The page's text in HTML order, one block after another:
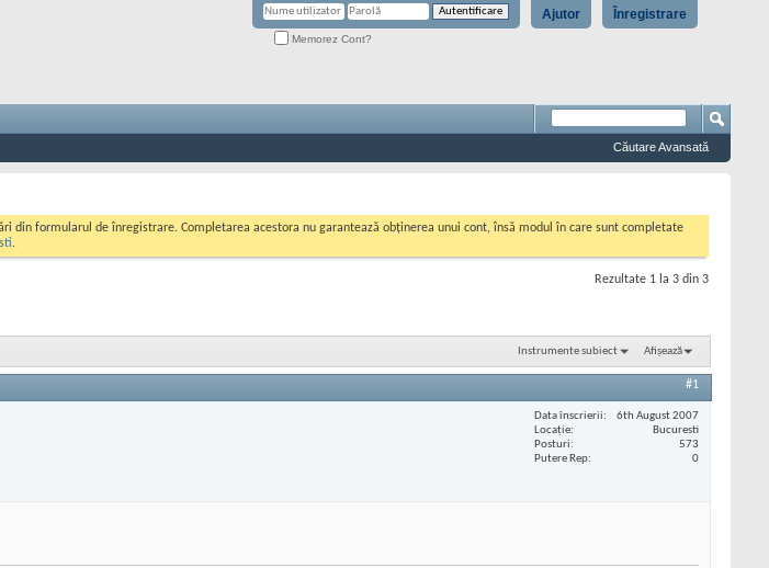
Înregistrare
Ajutor
Memorez Cont?
Căutare Avansată
din formularul de înregistrare. Completarea acestora nu garantează obținerea unui cont, însă modul în care sunt completate
.
Rezultate 1 la 3 din 3
Instrumente subiect Afișează
#1
Data înscrierii
6th August 2007
Locaţie
Bucuresti
Posturi
573
Putere Rep
0